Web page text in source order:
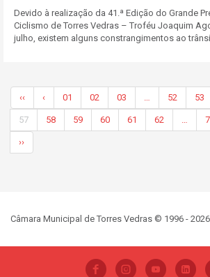
Devido à realização da 41.ª Edição do Grande
Ciclismo de Torres Vedras – Troféu Joaquim
julho, existem alguns constrangimentos ao
‹‹ ‹ 01 02 03 … 52 53
57 58 59 60 61 62 …
››
Câmara Municipal de Torres Vedras © 1996 - 2026